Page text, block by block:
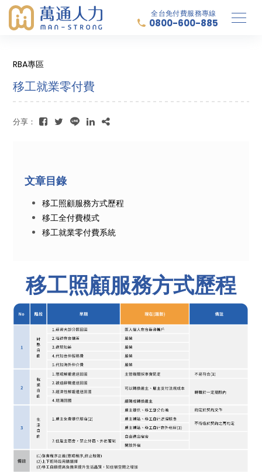
全台免付費服務專線
0800-600-885
RBA專區
移工就業零付費
分享：
文章目錄
移工照顧服務方式歷程
移工全付費模式
移工就業零付費系統
移工照顧服務方式歷程